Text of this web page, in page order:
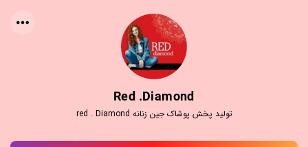
Red .diamond
تولید پخش پوشاک جین زنانه red . Diamond